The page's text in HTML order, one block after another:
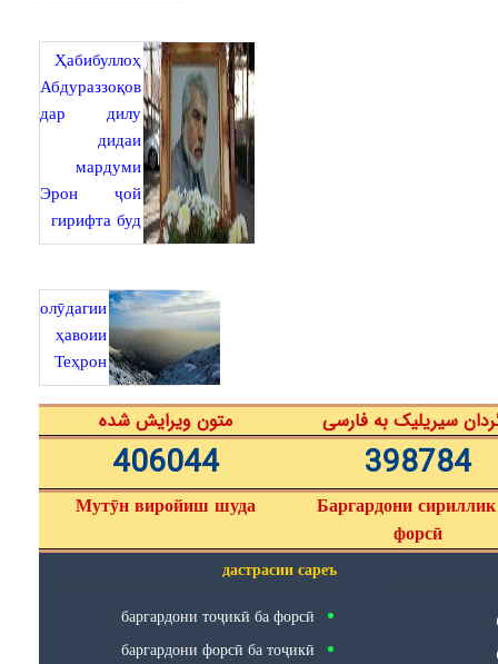
Ҳабибуллоҳ
Абдураззоқов
дар дилу
дидаи
мардуми
Эрон ҷой
гирифта буд
олӯдагии
ҳавоии
Теҳрон
سیریلیک به فارسی متون ویرایش شده
398784
406044
Баргардони
форсӣ
Мутӯн виройиш шуда
дастрасии сареъ
баргардони тоҷикӣ ба форсӣ
баргардони форсӣ ба тоҷикӣ